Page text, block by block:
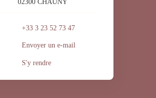
+33 3 23 52 73 47
Envoyer un e-mail
S'y rendre